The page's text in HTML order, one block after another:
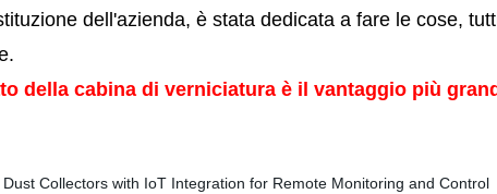
dell'azienda, è stata dedicata a fare le cose,
della cabina di verniciatura è il vantaggio più